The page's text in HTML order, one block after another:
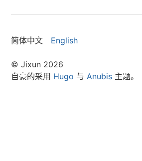
简体中文 English
© Jixun 2026
自豪的采用 Hugo 与 Anubis 主题。